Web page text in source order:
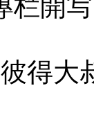
栏開
得大